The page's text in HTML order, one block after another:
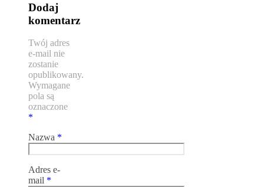
Dodaj
komentarz
Twój adres
e-mail nie
zostanie
opublikowany.
Wymagane
pola są
oznaczone
*
Nazwa *
Adres e-
mail *